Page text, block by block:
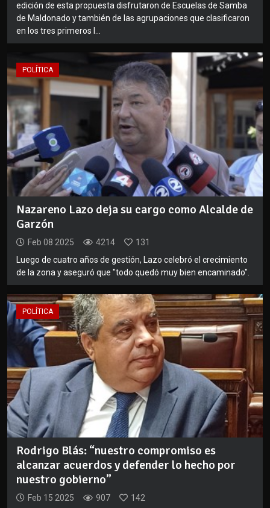
edición de esta propuesta disfrutaron de Escuelas de Samba
de Maldonado y también de las agrupaciones que clasificaron
en los tres primeros l...
POLÍTICA
Nazareno Lazo deja su cargo como Alcalde de
Garzón
Feb 08 2025 4214
131
Luego de cuatro años de gestión, Lazo celebró el crecimiento
de la zona y aseguró que "todo quedó muy bien encaminado".
POLÍTICA
Rodrigo Blás: “nuestro compromiso es
alcanzar acuerdos y defender lo hecho por
nuestro gobierno”
Feb 15 2025 907 142